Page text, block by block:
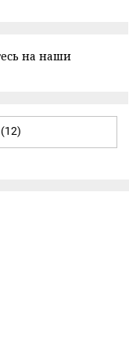
на наши
(12)